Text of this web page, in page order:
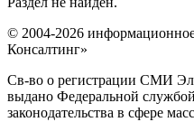
© 2004-2026
Консалтинг»
Св-во о регистрации СМИ
выдано Федеральной
законодательства в сфере